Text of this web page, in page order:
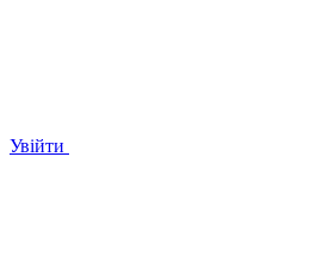
Увійти